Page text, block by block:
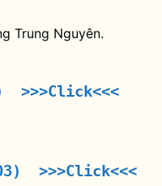
Trung Nguyên.
>>>Click<<<
>>>Click<<<